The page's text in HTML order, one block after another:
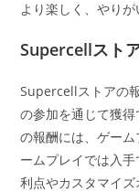
より楽しく、やりが
Supercellスト
Supercellストアの
の参加を通じて獲
の報酬には、ゲー
ームプレイでは入
利点やカスタマイ